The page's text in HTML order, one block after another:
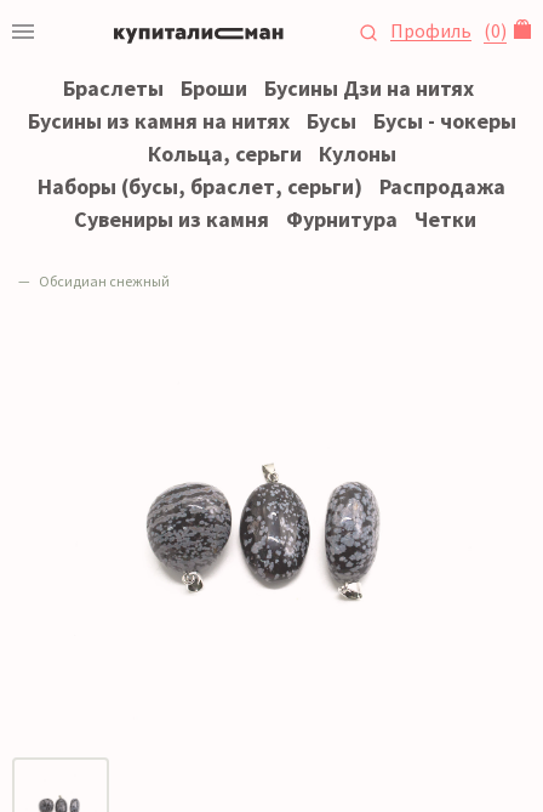
Профиль (0)
Браслеты Броши
Бусины Дзи на нитях
Бусины из камня на нитях
Бусы
Бусы - чокеры
Кольца, серьги
Кулоны
Наборы (бусы, браслет, серьги)
Распродажа
Сувениры из камня
Фурнитура Четки
Обсидиан снежный